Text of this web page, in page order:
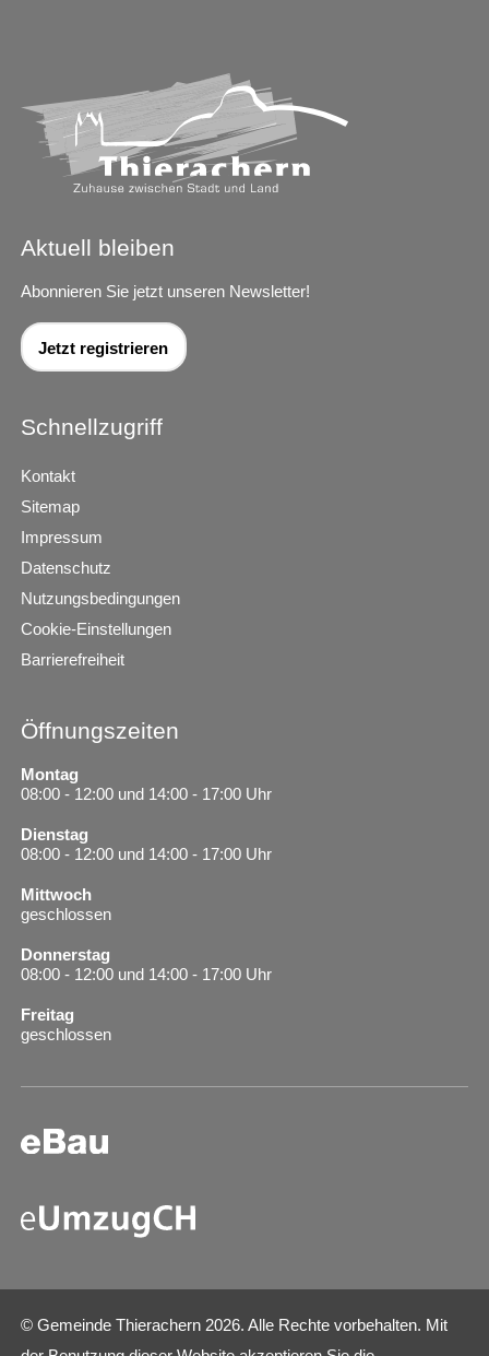
Aktuell bleiben
Abonnieren Sie jetzt unseren Newsletter!
Jetzt registrieren
Schnellzugriff
Kontakt
Sitemap
Impressum
Datenschutz
Nutzungsbedingungen
Cookie-Einstellungen
Barrierefreiheit
Öffnungszeiten
Montag
08:00 - 12:00 und 14:00 - 17:00 Uhr
Dienstag
08:00 - 12:00 und 14:00 - 17:00 Uhr
Mittwoch
geschlossen
Donnerstag
08:00 - 12:00 und 14:00 - 17:00 Uhr
Freitag
geschlossen
© Gemeinde Thierachern 2026. Alle Rechte vorbehalten. Mit